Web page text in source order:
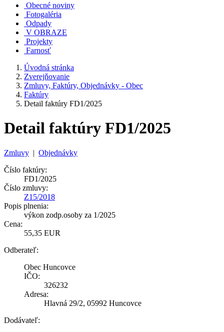
Obecné noviny
Fotogaléria
Odpady
V OBRAZE
Projekty
Farnosť
Úvodná stránka
Zverejňovanie
Zmluvy, Faktúry, Objednávky - Obec
Faktúry
Detail faktúry FD1/2025
Detail faktúry FD1/2025
Zmluvy | Objednávky
Číslo faktúry:
FD1/2025
Číslo zmluvy:
Z15/2018
Popis plnenia:
výkon zodp.osoby za 1/2025
Cena:
55,35 EUR
Odberateľ:
Obec Huncovce
IČO:
326232
Adresa:
Hlavná 29/2, 05992 Huncovce
Dodávateľ: